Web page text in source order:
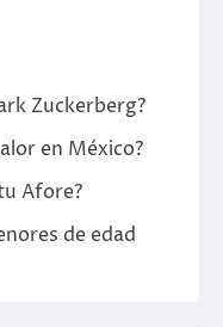
Zuckerberg?
en México?
Afore?
de edad